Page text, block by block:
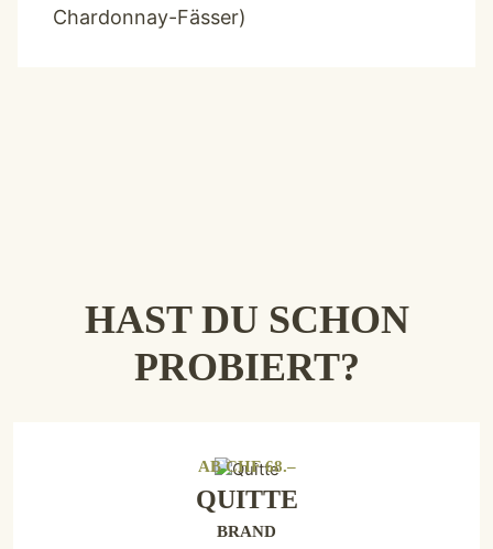
Chardonnay-Fässer)
HAST DU SCHON
PROBIERT?
ABCHF68.–
QUITTE
BRAND